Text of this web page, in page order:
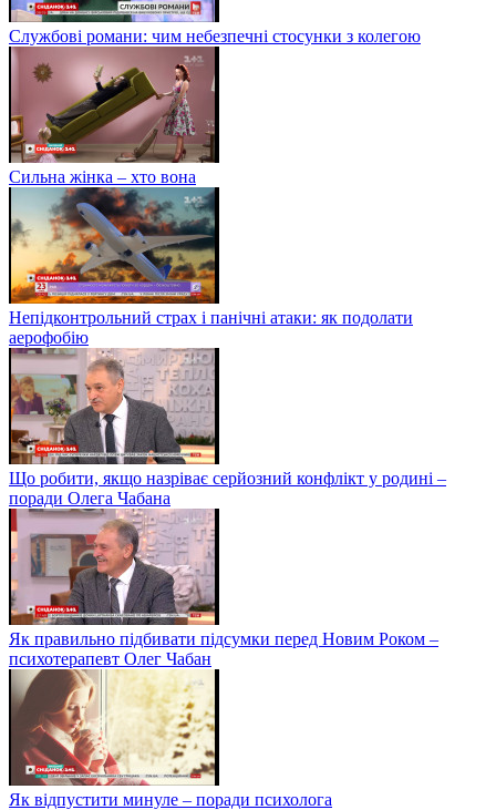
Службові романи: чим небезпечні стосунки з колегою
Сильна жінка – хто вона
Непідконтрольний страх і панічні атаки: як подолати
аерофобію
Що робити, якщо назріває серйозний конфлікт у родині –
поради Олега Чабана
Як правильно підбивати підсумки перед Новим Роком –
психотерапевт Олег Чабан
Як відпустити минуле – поради психолога